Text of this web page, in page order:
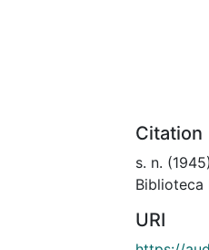
Citation
s. n.
Biblioteca
URI